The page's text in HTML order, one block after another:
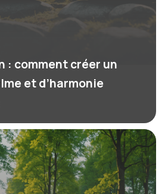
: comment créer un
et d’harmonie